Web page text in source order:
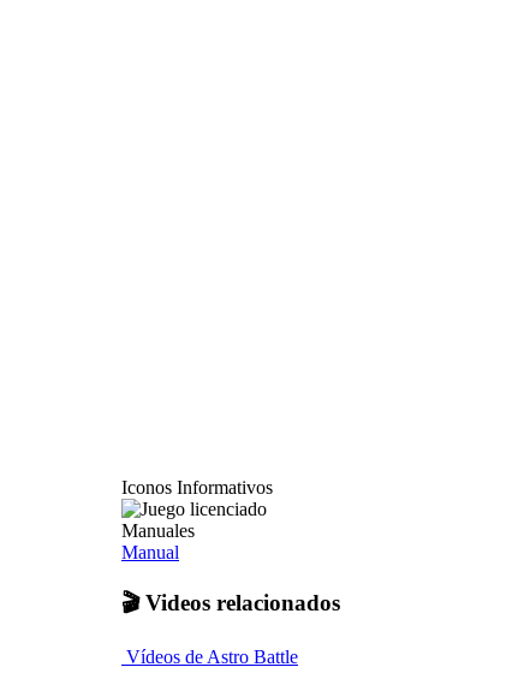
Iconos Informativos
Manuales
Manual
🎬 Videos relacionados
Vídeos de Astro Battle